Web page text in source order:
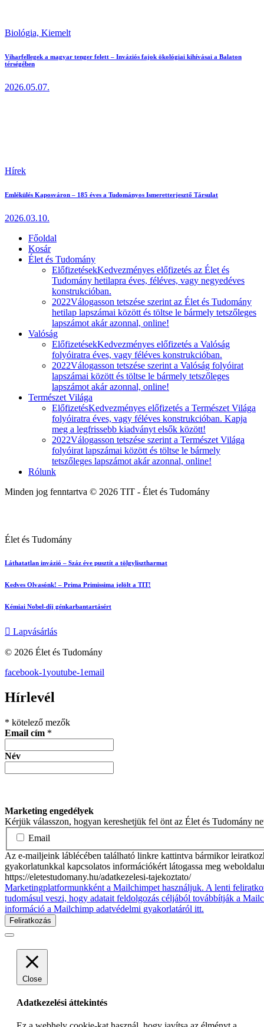
Biológia, Kiemelt
Viharfellegek a magyar tenger felett – Inváziós fajok ökológiai kihívásai a Balaton
térségében
2026.05.07.
Hírek
Emlékülés Kaposváron – 185 éves a Tudományos Ismeretterjesztő Társulat
2026.03.10.
Főoldal
Kosár
Élet és Tudomány
ElőfizetésekKedvezményes előfizetés az Élet és
Tudomány hetilapra éves, féléves, vagy negyedéves
konstrukcióban.
2022Válogasson tetszése szerint az Élet és Tudomány
hetilap lapszámai között és töltse le bármely tetszőleges
lapszámot akár azonnal, online!
Valóság
ElőfizetésekKedvezményes előfizetés a Valóság
folyóiratra éves, vagy féléves konstrukcióban.
2022Válogasson tetszése szerint a Valóság folyóirat
lapszámai között és töltse le bármely tetszőleges
lapszámot akár azonnal, online!
Természet Világa
ElőfizetésKedvezményes előfizetés a Természet Világa
folyóiratra éves, vagy féléves konstrukcióban. Kapja
meg a legfrissebb kiadványt elsők között!
2022Válogasson tetszése szerint a Természet Világa
folyóirat lapszámai között és töltse le bármely
tetszőleges lapszámot akár azonnal, online!
Rólunk
Minden jog fenntartva © 2026 TIT - Élet és Tudomány
Élet és Tudomány
Láthatatlan invázió – Száz éve pusztít a tölgylisztharmat
Kedves Olvasónk! – Prima Primissima jelölt a TIT!
Kémiai Nobel-díj génkarbantartásért
Lapvásárlás
© 2026 Élet és Tudomány
facebook-1youtube-1email
Hírlevél
* kötelező mezők
Email cím *
Név
Marketing engedélyek
Kérjük válasszon, hogyan kereshetjük fel önt az Élet és Tudomány
Email
Az e-mailjeink láblécében található linkre kattintva bármikor
gyakorlatunkkal kapcsolatos információkért látogassa meg
https://eletestudomany.hu/adatkezelesi-tajekoztato/
Marketingplatformunkként a Mailchimpet használjuk. A lenti
tudomásul veszi, hogy adatait feldolgozás céljából továbbítják a
információ a Mailchimp adatvédelmi gyakorlatáról itt.
Close
Adatkezelési áttekintés